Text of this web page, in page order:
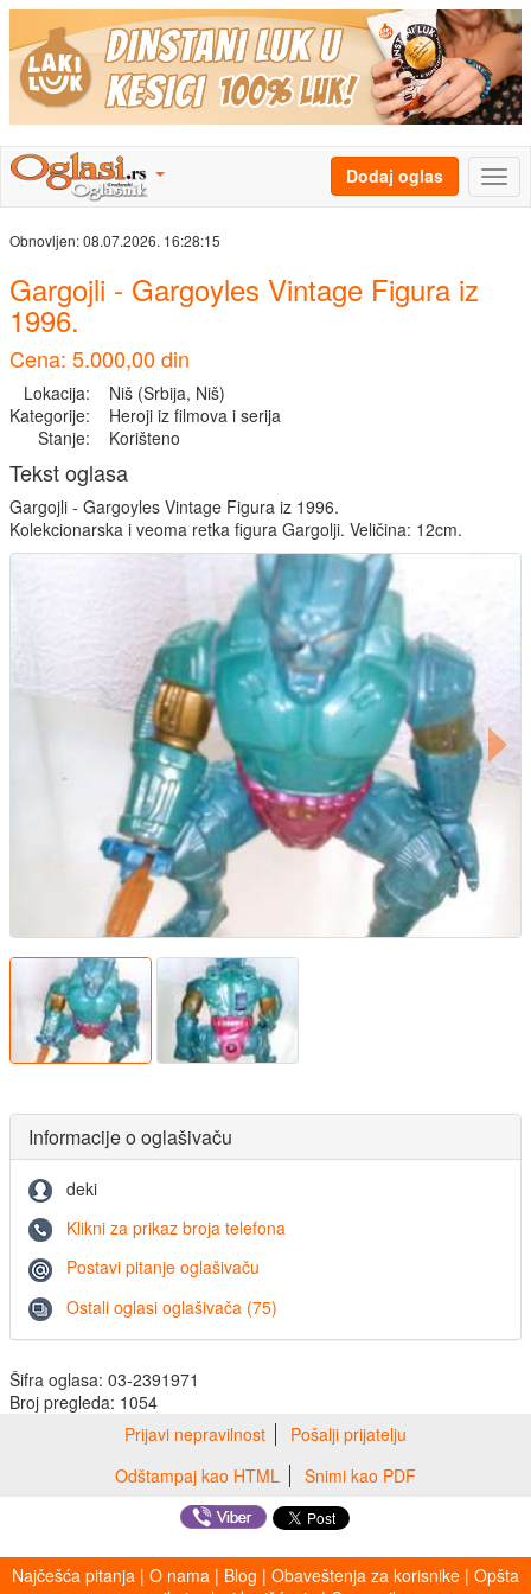
Dodaj oglas
Obnovljen:08.07.2026. 16:28:15
Gargojli - Gargoyles Vintage Figura iz
1996.
Cena: 5.000,00 din
Lokacija:
Niš (Srbija, Niš)
Kategorije:
Heroji iz filmova i serija
Stanje:
Korišteno
Tekst oglasa
Gargojli - Gargoyles Vintage Figura iz 1996.
Kolekcionarska i veoma retka figura Gargolji. Veličina: 12cm.
Informacije o oglašivaču
deki
Klikni za prikaz broja telefona
Postavi pitanje oglašivaču
Ostali oglasi oglašivača (75)
Šifra oglasa: 03-2391971
Broj pregleda: 1054
Prijavi nepravilnost
Pošalji prijatelju
Odštampaj kao HTML
Snimi kao PDF
Najčešća pitanja | O nama | Blog | Obaveštenja za korisnike | Opšta